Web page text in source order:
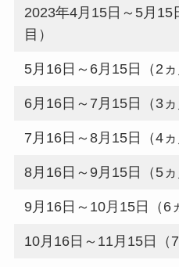
2023年4月15日～5月15
目）
5月16日～6月15日（2ヵ
6月16日～7月15日（3ヵ
7月16日～8月15日（4ヵ
8月16日～9月15日（5ヵ
9月16日～10月15日（6
10月16日～11月15日（7